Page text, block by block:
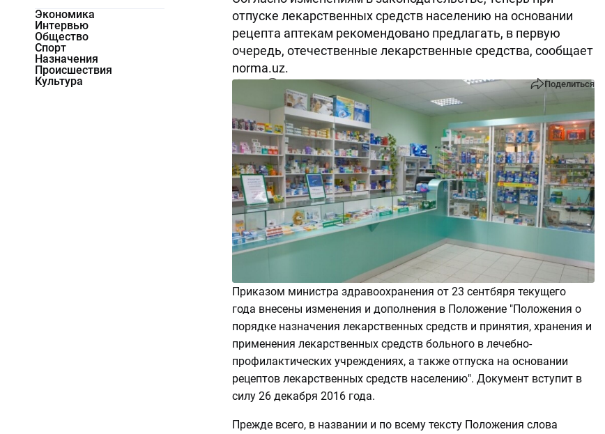
Экономика
Интервью
Общество
Спорт
Назначения
Происшествия
Культура
отпуске лекарственных средств населению на основании
рецепта аптекам рекомендовано предлагать, в первую
очередь, отечественные лекарственные средства, сообщает
norma.uz.
Поделиться
Приказом министра здравоохранения от 23 сентбяря текущего
года внесены изменения и дополнения в Положение "Положения о
порядке назначения лекарственных средств и принятия, хранения и
применения лекарственных средств больного в лечебно-
профилактических учреждениях, а также отпуска на основании
рецептов лекарственных средств населению". Документ вступит в
силу 26 декабря 2016 года.
Прежде всего, в названии и по всему тексту Положения слова